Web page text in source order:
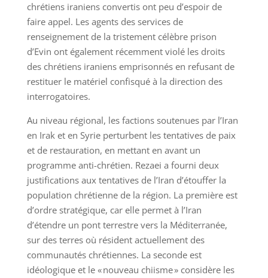
chrétiens iraniens convertis ont peu d’espoir de
faire appel. Les agents des services de
renseignement de la tristement célèbre prison
d’Evin ont également récemment violé les droits
des chrétiens iraniens emprisonnés en refusant de
restituer le matériel confisqué à la direction des
interrogatoires.
Au niveau régional, les factions soutenues par l’Iran
en Irak et en Syrie perturbent les tentatives de paix
et de restauration, en mettant en avant un
programme anti-chrétien. Rezaei a fourni deux
justifications aux tentatives de l’Iran d’étouffer la
population chrétienne de la région. La première est
d’ordre stratégique, car elle permet à l’Iran
d’étendre un pont terrestre vers la Méditerranée,
sur des terres où résident actuellement des
communautés chrétiennes. La seconde est
idéologique et le « nouveau chiisme » considère les